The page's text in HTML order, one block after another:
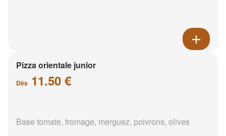
Pizza orientale junior
Dès 11.50 €
Base tomate, fromage, merguez, poivrons, olives